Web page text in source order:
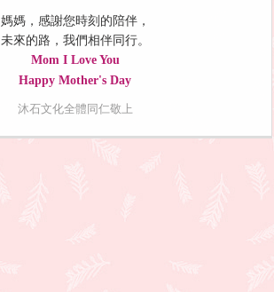
媽媽，感謝您時刻的陪伴，
未來的路，我們相伴同行。
Mom I Love You
Happy Mother's Day
沐石文化全體同仁敬上